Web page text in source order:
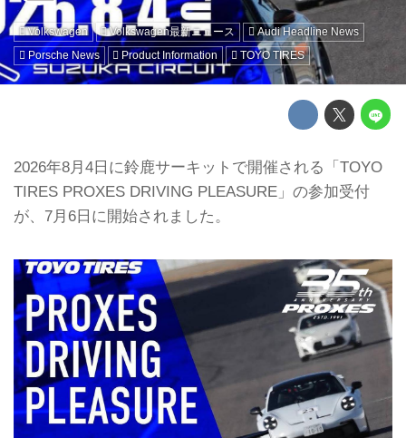
Volkswagen Volkswagen最新ニュース
Audi Headline News
Porsche News
Product Information TOYO TIRES
2026年8⽉4⽇に鈴鹿サーキットで開催される「TOYO
TIRES PROXES DRIVING PLEASURE」の参加受付
が、7月6日に開始されました。